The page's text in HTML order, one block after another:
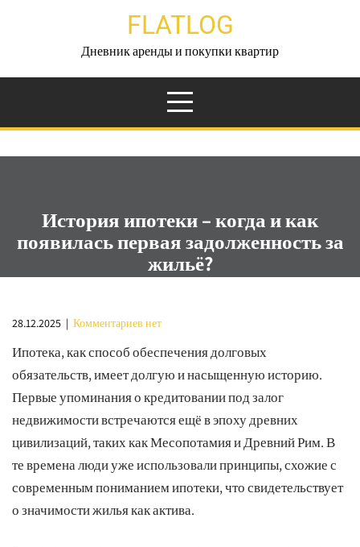
FLATLOG
Дневник аренды и покупки квартир
История ипотеки – когда и как
появилась первая задолженность за
жильё?
28.12.2025 | Комментариев нет
Ипотека, как способ обеспечения долговых
обязательств, имеет долгую и насыщенную историю.
Первые упоминания о кредитовании под залог
недвижимости встречаются ещё в эпоху древних
цивилизаций, таких как Месопотамия и Древний Рим. В
те времена люди уже использовали принципы, схожие с
современным пониманием ипотеки, что свидетельствует
о значимости жилья как актива.